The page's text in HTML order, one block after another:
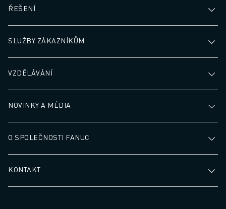
ŘEŠENÍ
SLUŽBY ZÁKAZNÍKŮM
VZDĚLÁVÁNÍ
NOVINKY A MÉDIA
O SPOLEČNOSTI FANUC
KONTAKT